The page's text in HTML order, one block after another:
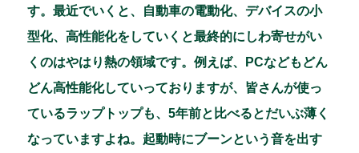
す。最近でいくと、自動車の電動化、デバイスの小
型化、高性能化をしていくと最終的にしわ寄せがい
くのはやはり熱の領域です。例えば、PCなどもどん
どん高性能化していっておりますが、皆さんが使っ
ているラップトップも、5年前と比べるとだいぶ薄く
なっていますよね。起動時にブーンという音を出す